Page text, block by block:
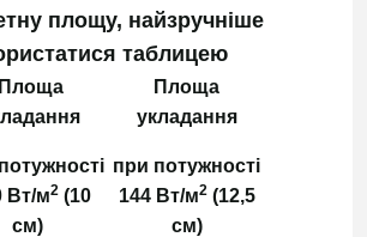
площу, найзручніше
таблицею
Площа
Вт/м2(10
см)
Площа
укладання
при потужності
144 Вт/м2(12,5
см)